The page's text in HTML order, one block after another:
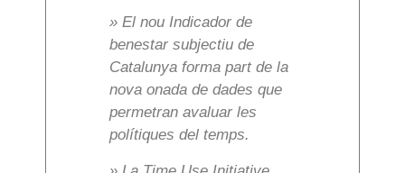
» El nou Indicador de
benestar subjectiu de
Catalunya forma part de la
nova onada de dades que
permetran avaluar les
polítiques del temps.